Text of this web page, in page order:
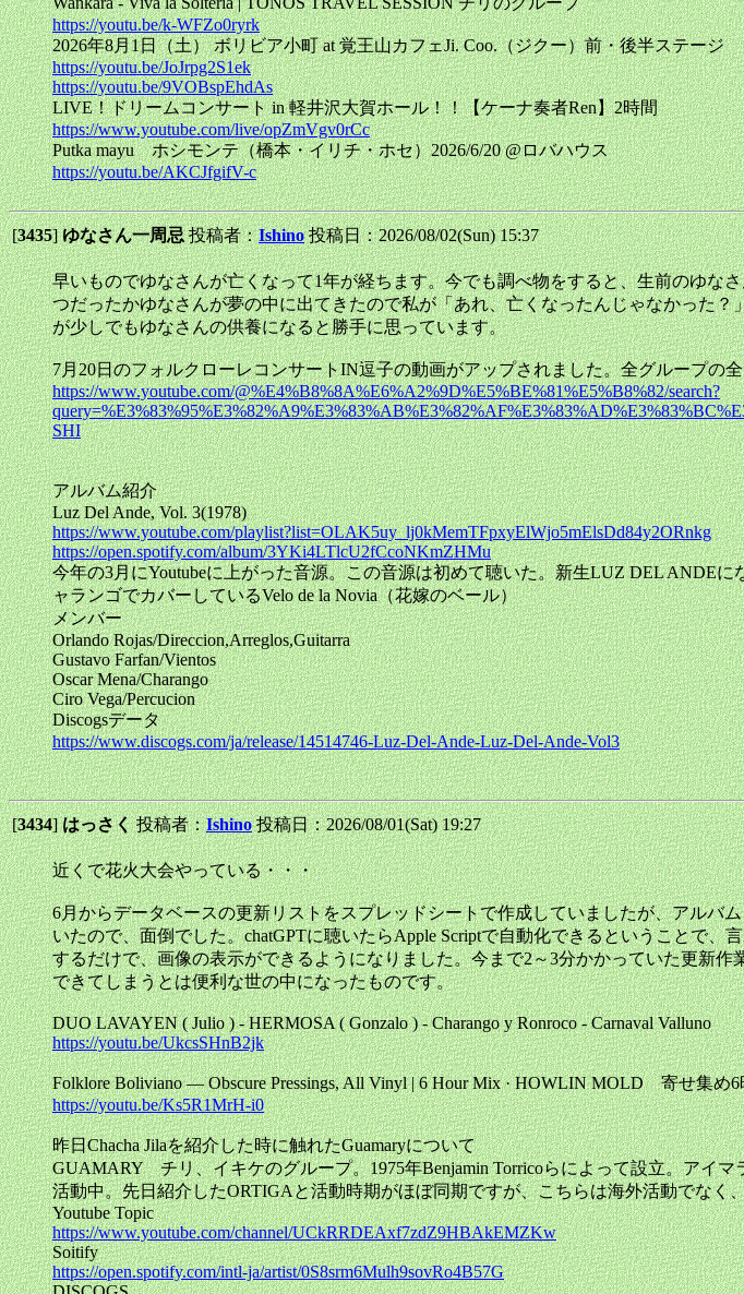
https://youtu.be/k-WFZo0ryrk
2026年8月1日（土） ボリビア小町 at 覚王山カフェJi. Coo.（ジクー）前・後半ステージ
https://youtu.be/JoJrpg2S1ek
https://youtu.be/9VOBspEhdAs
LIVE！ドリームコンサート in 軽井沢大賀ホール！！【ケーナ奏者Ren】2時間
https://www.youtube.com/live/opZmVgv0rCc
Putka mayu ホシモンテ（橋本・イリチ・ホセ）2026/6/20 @ロバハウス
https://youtu.be/AKCJfgifV-c
[3435]ゆなさん一周忌投稿者：Ishino 投稿日：2026/08/02(Sun) 15:37
早いものでゆなさんが亡くなって1年が経ちます。今でも調べ物をすると、生前のゆ
つだったかゆなさんが夢の中に出てきたので私が「あれ、亡くなったんじゃなかった
が少しでもゆなさんの供養になると勝手に思っています。
7月20日のフォルクローレコンサートIN逗子の動画がアップされました。全グループの
https://www.youtube.com/@%E4%B8%8A%E6%A2%9D%E5%BE%81%E5%B8%82/search?
SHI
アルバム紹介
Luz Del Ande, Vol. 3(1978)
https://www.youtube.com/playlist?list=OLAK5uy_lj0kMemTFpxyElWjo5mElsDd84y2ORnkg
https://open.spotify.com/album/3YKi4LTlcU2fCcoNKmZHMu
今年の3月にYoutubeに上がった音源。この音源は初めて聴いた。新生LUZ DEL ANDE
ャランゴでカバーしているVelo de la Novia（花嫁のベール）
メンバー
Orlando Rojas/Direccion,Arreglos,Guitarra
Gustavo Farfan/Vientos
Oscar Mena/Charango
Ciro Vega/Percucion
Discogsデータ
https://www.discogs.com/ja/release/14514746-Luz-Del-Ande-Luz-Del-Ande-Vol3
[3434]はっさく投稿者：Ishino 投稿日：2026/08/01(Sat) 19:27
近くで花火大会やっている・・・
6月からデータベースの更新リストをスプレッドシートで作成していましたが、アル
いたので、面倒でした。chatGPTに聴いたらApple Scriptで自動化できるということで
するだけで、画像の表示ができるようになりました。今まで2～3分かかっていた更新
できてしまうとは便利な世の中になったものです。
DUO LAVAYEN ( Julio ) - HERMOSA ( Gonzalo ) - Charango y Ronroco - Carnaval Valluno
https://youtu.be/UkcsSHnB2jk
Folklore Boliviano — Obscure Pressings, All Vinyl | 6 Hour Mix · HOWLIN MOLD 寄せ集め
https://youtu.be/Ks5R1MrH-i0
昨日Chacha Jilaを紹介した時に触れたGuamaryについて
GUAMARY チリ、イキケのグループ。1975年Benjamin Torricoらによって設立。アイ
活動中。先日紹介したORTIGAと活動時期がほぼ同期ですが、こちらは海外活動でなく
Youtube Topic
https://www.youtube.com/channel/UCkRRDEAxf7zdZ9HBAkEMZKw
Soitify
https://open.spotify.com/intl-ja/artist/0S8srm6Mulh9sovRo4B57G